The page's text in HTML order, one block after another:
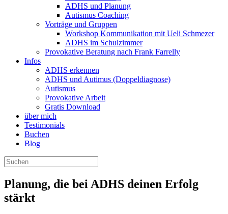
ADHS und Planung
Autismus Coaching
Vorträge und Gruppen
Workshop Kommunikation mit Ueli Schmezer
ADHS im Schulzimmer
Provokative Beratung nach Frank Farrelly
Infos
ADHS erkennen
ADHS und Autimus (Doppeldiagnose)
Autismus
Provokative Arbeit
Gratis Download
über mich
Testimonials
Buchen
Blog
Planung, die bei ADHS deinen Erfolg
stärkt